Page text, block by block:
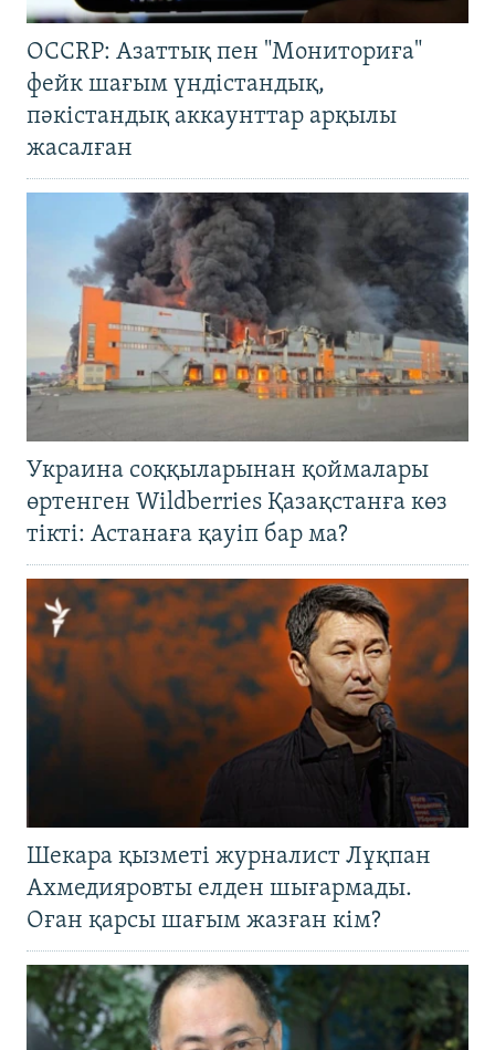
OCCRP: Азаттық пен "Мониториға"
фейк шағым үндістандық,
пәкістандық аккаунттар арқылы
жасалған
Украина соққыларынан қоймалары
өртенген Wildberries Қазақстанға көз
тікті: Астанаға қауіп бар ма?
Шекара қызметі журналист Лұқпан
Ахмедияровты елден шығармады.
Оған қарсы шағым жазған кім?